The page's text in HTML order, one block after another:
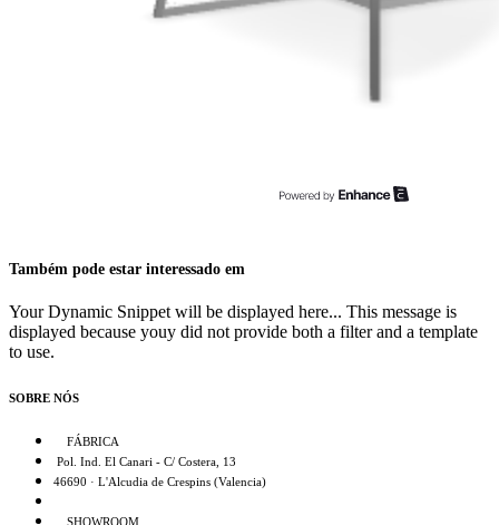
Também pode estar interessado em
Your Dynamic Snippet will be displayed here... This message is
displayed because youy did not provide both a filter and a template
to use.
SOBRE NÓS
FÁBRICA
Pol. Ind. El Canari - C/ Costera, 13
46690 · L'Alcudia de Crespins (Valencia)
SHOWROOM